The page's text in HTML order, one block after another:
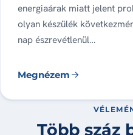
energiaárak miatt jelent
olyan készülék
nap észrevétlenül…
Megnézem
Több száz